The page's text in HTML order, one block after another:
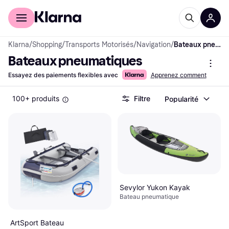
Acheter avec Klarna
Klarna/Shopping/Transports Motorisés/Navigation/ Bateaux pneumatiques
Bateaux pneumatiques
Essayez des paiements flexibles avec Apprenez comment
100+ produits Filtre Popularité
ArtSport Bateau
Sevylor Yukon Kayak
Bateau pneumatique